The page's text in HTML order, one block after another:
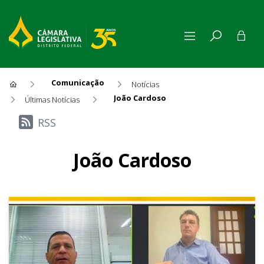
Comunicação
Notícias
Últimas Notícias
João Cardoso
Últimas Notícias
RSS
João Cardoso